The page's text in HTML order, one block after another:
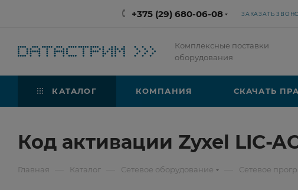
+375 (29) 680-06-08 ЗАКАЗАТЬ
Комплексные поставки
оборудования
КАТАЛОГ КОМПАНИЯ СКАЧАТЬ
Код активации Zyxel LIC-
Главная Каталог Сетевое оборудование Сетевое